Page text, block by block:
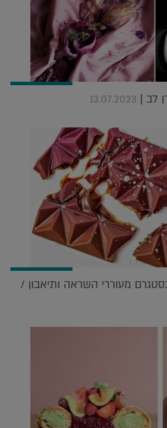
לב | 13.07.2023
חשבונות אינסטגרם מעוררי השראה ותיאבון /